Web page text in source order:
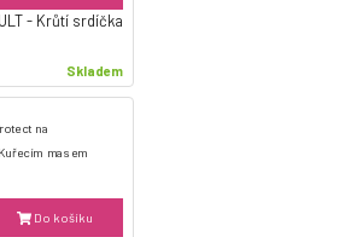
- Krůtí srdíčka
Skladem
Do košíku